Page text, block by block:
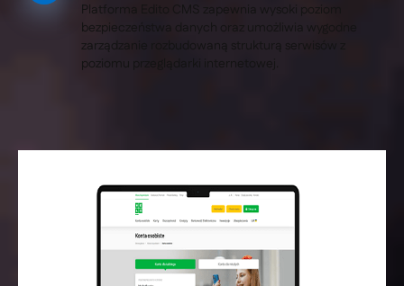
Platforma Edito CMS zapewnia wysoki poziom
bezpieczeństwa danych oraz umożliwia wygodne
zarządzanie rozbudowaną strukturą serwisów z
poziomu przeglądarki internetowej.